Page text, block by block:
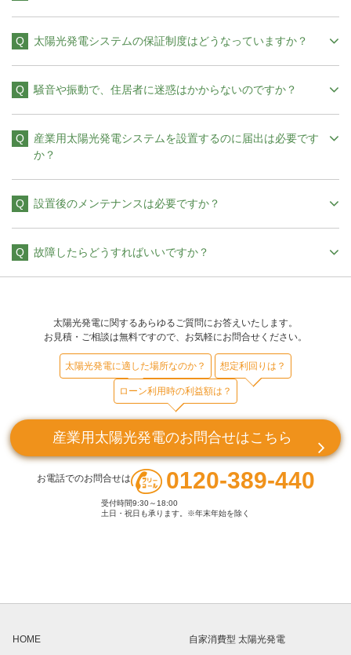
太陽光発電システムの保証制度はどうなっていますか？
騒音や振動で、住居者に迷惑はかからないのですか？
産業用太陽光発電システムを設置するのに届出は必要です
か？
設置後のメンテナンスは必要ですか？
故障したらどうすればいいですか？
太陽光発電に関するあらゆるご質問にお答えいたします。
お見積・ご相談は無料ですので、お気軽にお問合せください。
太陽光発電に適した場所なのか？ 想定利回りは？
ローン利用時の利益額は？
産業用太陽光発電のお問合せはこちら
お電話でのお問合せは 0120-389-440
受付時間9:30～18:00
土日・祝日も承ります。※年末年始を除く
HOME 自家消費型 太陽光発電